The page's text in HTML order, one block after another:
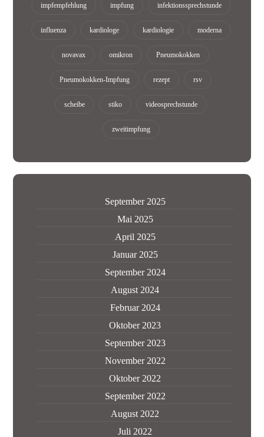
impfempfehlung impfung infektionssprechstunde
influenza kardiologe kardiologie moderna
novavax omikron Pneumokokken
Pneumokokken-Impfung rezept rsv
scheibe stiko videosprechstunde
zweitimpfung
September 2025
Mai 2025
April 2025
Januar 2025
September 2024
August 2024
Februar 2024
Oktober 2023
September 2023
November 2022
Oktober 2022
September 2022
August 2022
Juli 2022